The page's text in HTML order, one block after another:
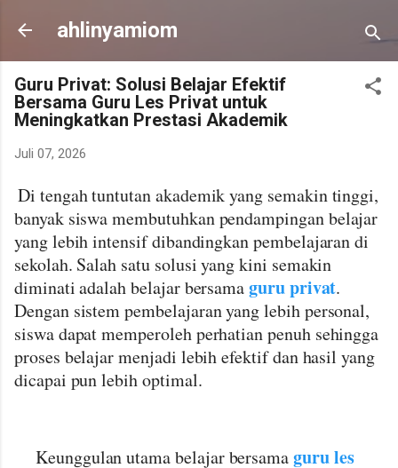
Langsung ke konten
ahlinyamiom
Guru Privat: Solusi Belajar Efektif
Bersama Guru Les Privat untuk
Meningkatkan Prestasi Akademik
Juli 07, 2026
Di tengah tuntutan akademik yang semakin tinggi,
banyak siswa membutuhkan pendampingan belajar
yang lebih intensif dibandingkan pembelajaran di
sekolah. Salah satu solusi yang kini semakin
diminati adalah belajar bersamaguru privat.
Dengan sistem pembelajaran yang lebih personal,
siswa dapat memperoleh perhatian penuh sehingga
proses belajar menjadi lebih efektif dan hasil yang
dicapai pun lebih optimal.
Keunggulan utama belajar bersamaguru les